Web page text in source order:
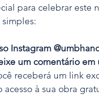
para celebrar este
simples:
Instagram
um comentário
receberá um link
acesso à sua obra